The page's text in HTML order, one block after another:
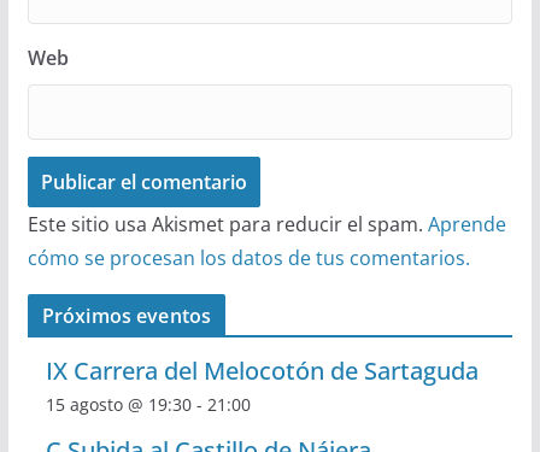
Web
Este sitio usa Akismet para reducir el spam. Aprende
cómo se procesan los datos de tus comentarios.
Próximos eventos
IX Carrera del Melocotón de Sartaguda
15 agosto @ 19:30- 21:00